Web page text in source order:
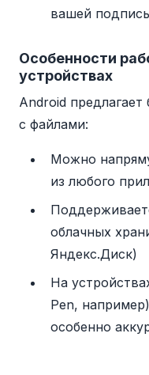
вашей
Особенности
устройствах
Android
с файлами:
Можно
из любого
облачных
Яндекс.Диск)
На
Pen,
особенно